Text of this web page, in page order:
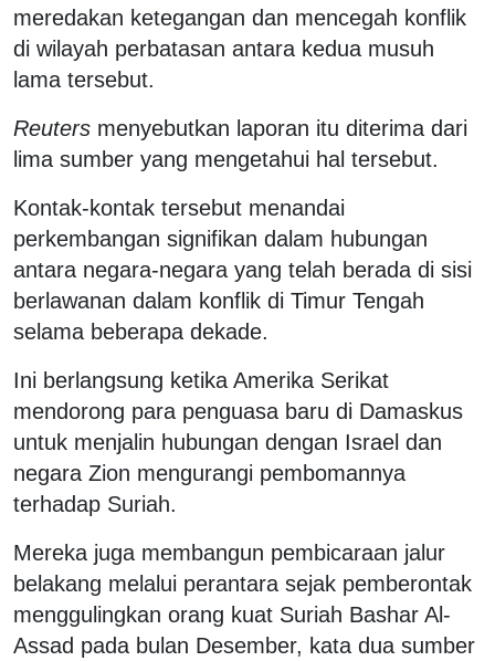
meredakan ketegangan dan mencegah konflik
di wilayah perbatasan antara kedua musuh
lama tersebut.
Reuters menyebutkan laporan itu diterima dari
lima sumber yang mengetahui hal tersebut.
Kontak-kontak tersebut menandai
perkembangan signifikan dalam hubungan
antara negara-negara yang telah berada di sisi
berlawanan dalam konflik di Timur Tengah
selama beberapa dekade.
Ini berlangsung ketika Amerika Serikat
mendorong para penguasa baru di Damaskus
untuk menjalin hubungan dengan Israel dan
negara Zion mengurangi pembomannya
terhadap Suriah.
Mereka juga membangun pembicaraan jalur
belakang melalui perantara sejak pemberontak
menggulingkan orang kuat Suriah Bashar Al-
Assad pada bulan Desember, kata dua sumber